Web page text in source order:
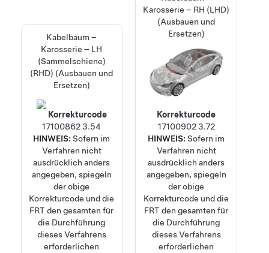
Kabelbaum –
Karosserie – LH
(Sammelschiene)
(RHD) (Ausbauen und
Ersetzen)
Korrekturcode
17100862 3.54
HINWEIS:Sofern im
Verfahren nicht
ausdrücklich anders
angegeben, spiegeln
der obige
Korrekturcode und die
FRT den gesamten für
die Durchführung
dieses Verfahrens
erforderlichen
Karosserie – RH (LHD)
(Ausbauen und
Ersetzen)
Korrekturcode
17100902 3.72
HINWEIS:Sofern im
Verfahren nicht
ausdrücklich anders
angegeben, spiegeln
der obige
Korrekturcode und die
FRT den gesamten für
die Durchführung
dieses Verfahrens
erforderlichen